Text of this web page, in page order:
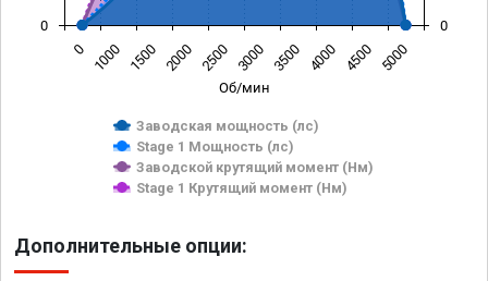
Об/мин
Заводская мощность (лс)
Stage 1 Мощность (лс)
Заводской крутящий момент (Нм)
Stage 1 Крутящий момент (Нм)
0 1000 1500 2000 2500 3000 3500 4000 4500 5000
0 0
Дополнительные опции: